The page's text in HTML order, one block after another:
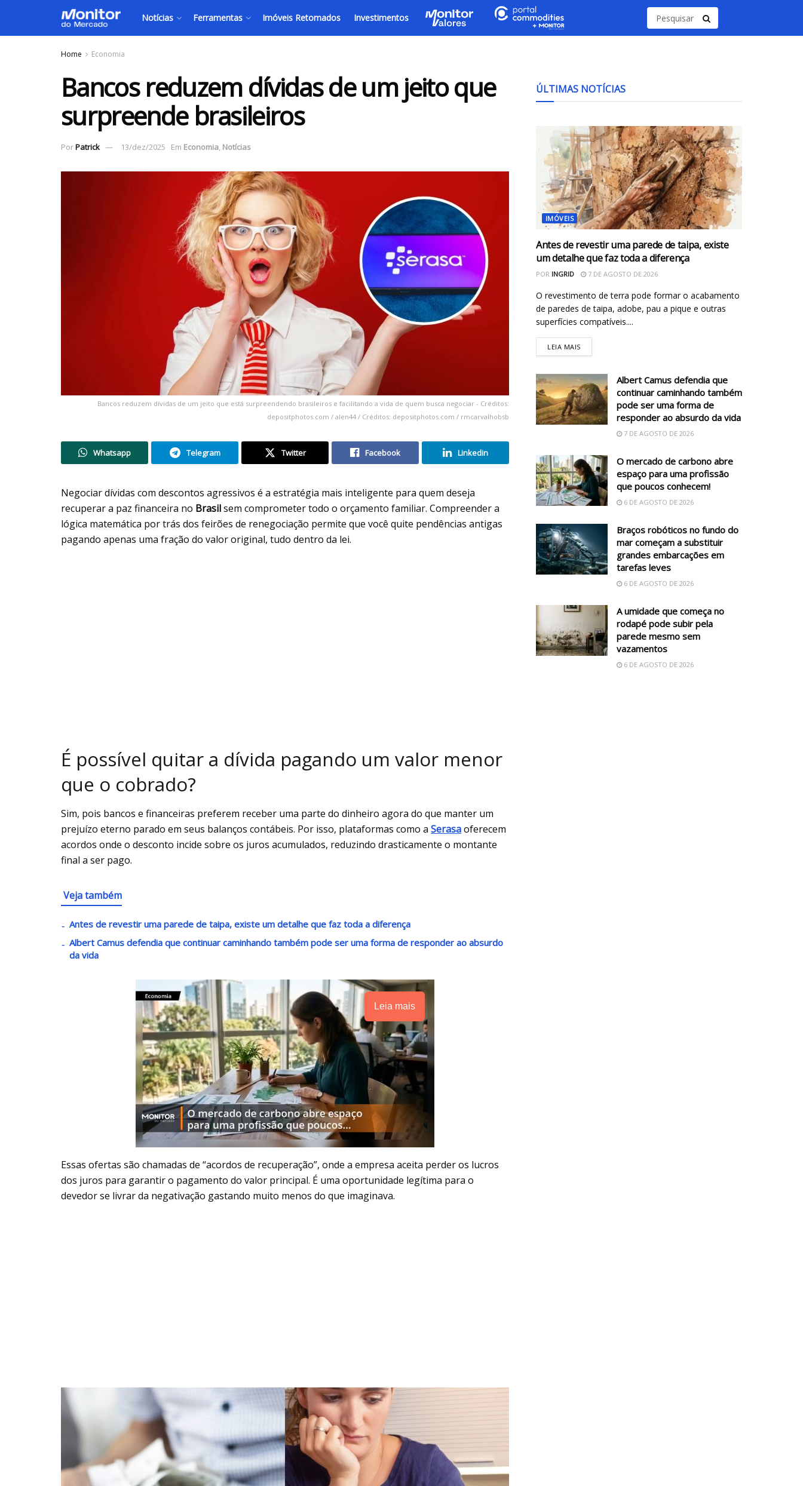
Notícias Ferramentas Imóveis Retomados Investimentos
Home Economia
Bancos reduzem dívidas de um jeito que
surpreende brasileiros
PorPatrick 13/dez/2025 Em Economia, Notícias
Bancos reduzem dívidas de um jeito que está surpreendendo brasileiros e facilitando a vida de quem busca negociar - Créditos:
depositphotos.com / alen44 / Créditos: depositphotos.com / rmcarvalhobsb
Whatsapp Telegram Twitter Facebook Linkedin
Negociar dívidas com descontos agressivos é a estratégia mais inteligente para quem deseja
recuperar a paz financeira no Brasilsem comprometer todo o orçamento familiar. Compreender a
lógica matemática por trás dos feirões de renegociação permite que você quite pendências antigas
pagando apenas uma fração do valor original, tudo dentro da lei.
É possível quitar a dívida pagando um valor menor
que o cobrado?
Sim, pois bancos e financeiras preferem receber uma parte do dinheiro agora do que manter um
prejuízo eterno parado em seus balanços contábeis. Por isso, plataformas como a Serasaoferecem
acordos onde o desconto incide sobre os juros acumulados, reduzindo drasticamente o montante
final a ser pago.
Veja também
Antes de revestir uma parede de taipa, existe um detalhe que faz toda a diferença
Albert Camus defendia que continuar caminhando também pode ser uma forma de responder ao absurdo
da vida
Leia mais
Essas ofertas são chamadas de “acordos de recuperação”, onde a empresa aceita perder os lucros
dos juros para garantir o pagamento do valor principal. É uma oportunidade legítima para o
devedor se livrar da negativação gastando muito menos do que imaginava.
ÚLTIMAS NOTÍCIAS
IMÓVEIS
Antes de revestir uma parede de taipa, existe
um detalhe que faz toda a diferença
POR INGRID 7 DE AGOSTO DE 2026
O revestimento de terra pode formar o acabamento
de paredes de taipa, adobe, pau a pique e outras
superfícies compatíveis....
LEIA MAIS
Albert Camus defendia que
continuar caminhando também
pode ser uma forma de
responder ao absurdo da vida
7 DE AGOSTO DE 2026
O mercado de carbono abre
espaço para uma profissão
que poucos conhecem!
6 DE AGOSTO DE 2026
Braços robóticos no fundo do
mar começam a substituir
grandes embarcações em
tarefas leves
6 DE AGOSTO DE 2026
A umidade que começa no
rodapé pode subir pela
parede mesmo sem
vazamentos
6 DE AGOSTO DE 2026